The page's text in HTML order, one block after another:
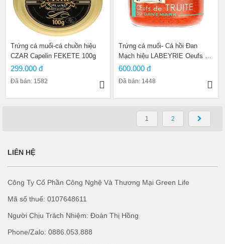
Trứng cá muối-cá chuồn hiệu
CZAR Capelin FEKETE 100g
299.000 đ
Đã bán: 1582
Trứng cá muối- Cá hồi Đan
Mạch hiệu LABEYRIE Oeufs de
TRUITE 80g
600.000 đ
Đã bán: 1448
1 2
LIÊN HỆ
Công Ty Cổ Phần Công Nghệ Và Thương Mại Green Life
Mã số thuế: 0107648611
Người Chịu Trách Nhiệm: Đoàn Thị Hồng
Phone/Zalo: 0886.053.888